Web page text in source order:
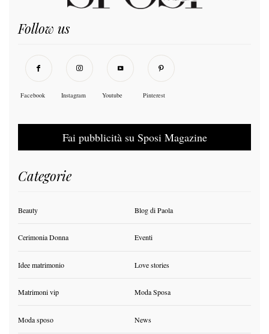
Follow us
Facebook Instagram Youtube Pinterest
Fai pubblicità su Sposi Magazine
Categorie
Beauty Blog di Paola
Cerimonia Donna Eventi
Idee matrimonio Love stories
Matrimoni vip Moda Sposa
Moda sposo News